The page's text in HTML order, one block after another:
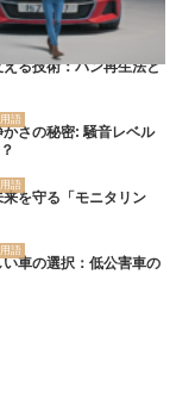
る技術：パン再生法と
語
さの秘密: 騒音レベル
語
を守る「モニタリン
語
車の選択：低公害車の